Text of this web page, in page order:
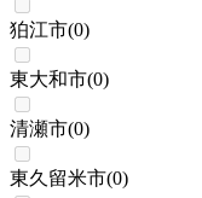
狛江市(0)
東大和市(0)
清瀬市(0)
東久留米市(0)